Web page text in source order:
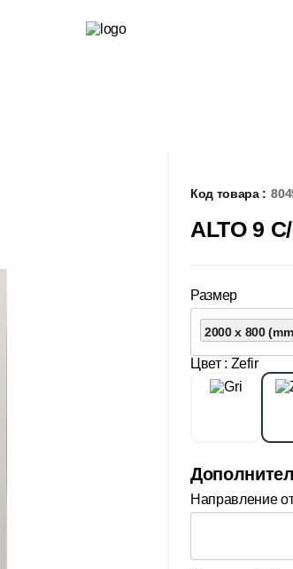
Код товара :
ALTO 9
Размер
2000 x 800
Цвет : Zefir
Направление